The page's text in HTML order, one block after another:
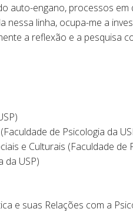
auto-engano, processos
nessa linha, ocupa-me a
a reflexão e a pesquisa
de Psicologia da
e Culturais (Faculdade de
da USP)
e suas Relações com a